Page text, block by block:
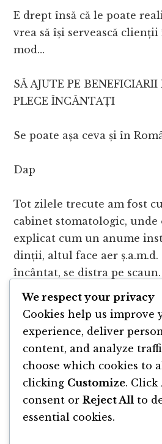
E drept însă că le poate
vrea să își servească
mod…
SĂ AJUTE PE
PLECE ÎNCÂNTAȚI
Se poate așa ceva și în
Dap
Tot zilele trecute am fost
cabinet stomatologic, unde
explicat cum un anume
dinții, altul face aer
încântat, se distra pe
Asta după ce cu 1-2 luni în
altundeva cu el și a stat cu
We respect your privacy
Cookies help us improve
experience, deliver
content, and analyze
choose which cookies to
clicking Customize. Click
consent or Reject All to
essential cookies.